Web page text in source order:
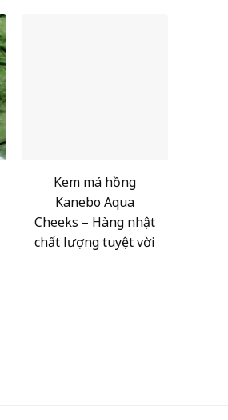
Kem má hồng
Kanebo Aqua
Cheeks – Hàng nhật
chất lượng tuyệt vời